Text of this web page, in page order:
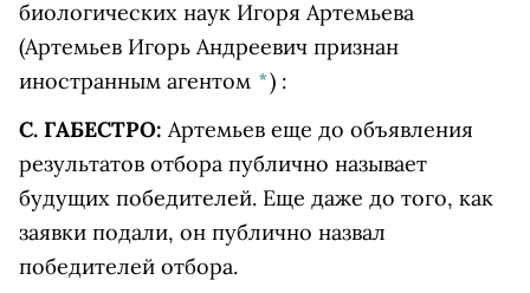
биологических наук Игоря Артемьева
(Артемьев Игорь Андреевич признан
иностранным агентом *) :
С. ГАБЕСТРО: Артемьев еще до объявления
результатов отбора публично называет
будущих победителей. Еще даже до того, как
заявки подали, он публично назвал
победителей отбора.